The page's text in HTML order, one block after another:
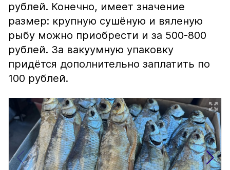
рублей. Конечно, имеет значение
размер: крупную сушёную и вяленую
рыбу можно приобрести и за 500-800
рублей. За вакуумную упаковку
придётся дополнительно заплатить по
100 рублей.